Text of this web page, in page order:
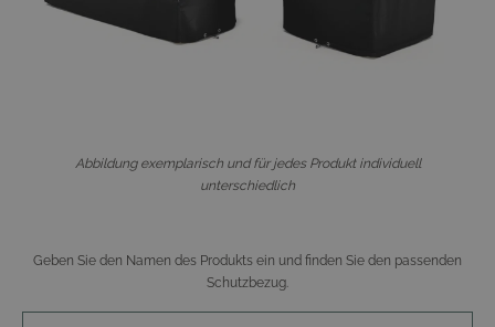
Abbildung exemplarisch und für jedes Produkt individuell
unterschiedlich
Geben Sie den Namen des Produkts ein und finden Sie den passenden
Schutzbezug.